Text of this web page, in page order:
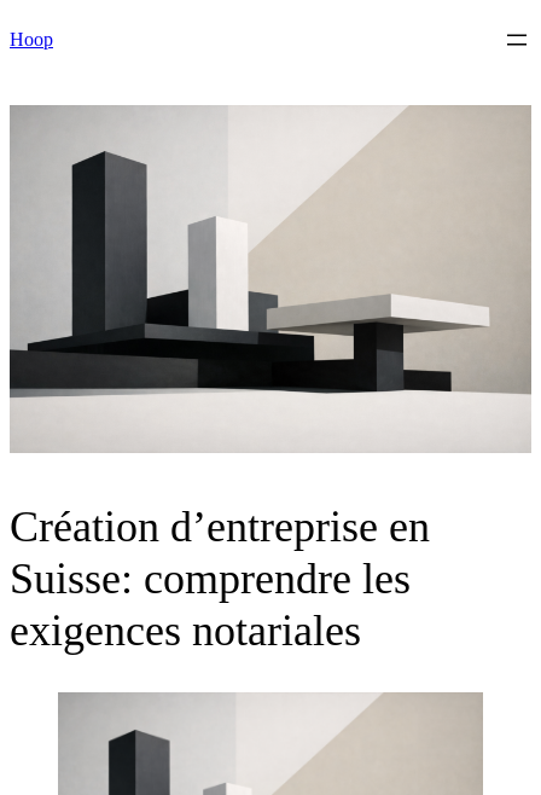
to
Hoop
Création d’entreprise en
Suisse: comprendre les
exigences notariales